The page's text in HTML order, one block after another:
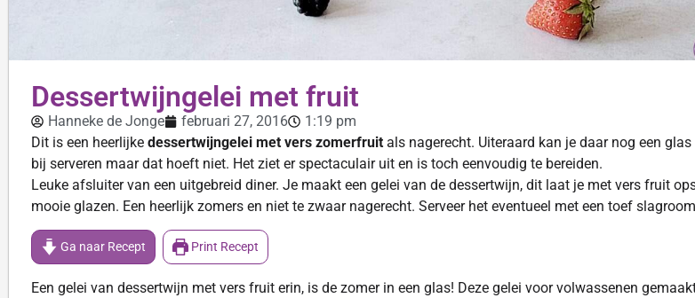
Dessertwijngelei met fruit
Hanneke de Jonge februari 27, 2016
1:19 pm
Dit is een heerlijke dessertwijngelei met vers zomerfruit als nagerecht. Uiteraard kan je daar nog een
bij serveren maar dat hoeft niet. Het ziet er spectaculair uit en is toch eenvoudig te bereiden.
Leuke afsluiter van een uitgebreid diner. Je maakt een gelei van de dessertwijn, dit laat je met vers fruit
mooie glazen. Een heerlijk zomers en niet te zwaar nagerecht. Serveer het eventueel met een toef
Ga naar Recept Print Recept
Een gelei van dessertwijn met vers fruit erin, is de zomer in een glas! Deze gelei voor volwassenen